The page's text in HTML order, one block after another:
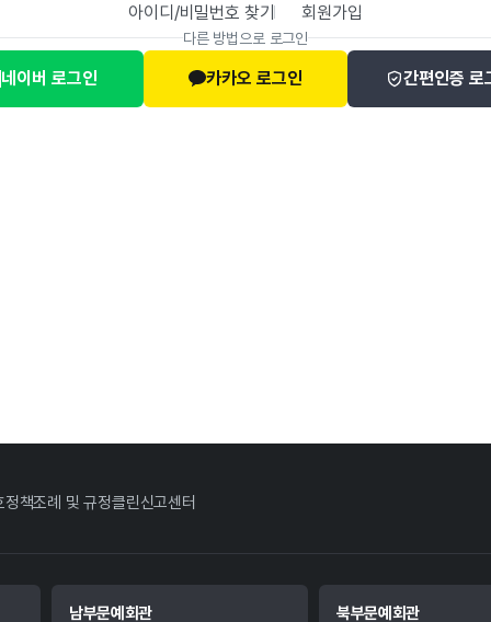
아이디/비밀번호 찾기 회원가입
다른 방법으로 로그인
네이버 로그인 카카오 로그인 간편인증 로
정책조례 및 규정클린신고센터
남부문예회관 북부문예회관